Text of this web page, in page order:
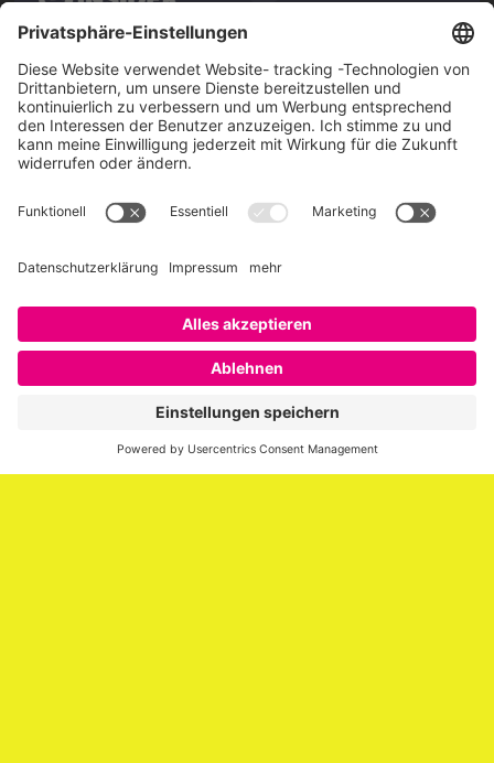
Über SAATKORN
SAATKORN ist der Blog von Gero Hesse. Seit 2009 schreibt
er über die Themen Employer Branding,